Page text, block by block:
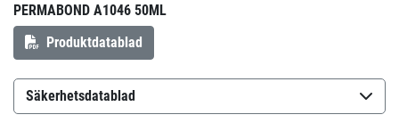
PERMABOND A1046 50ML
Produktdatablad
Säkerhetsdatablad